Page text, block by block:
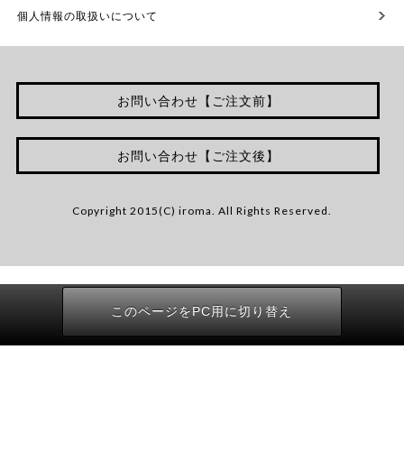
個人情報の取扱いについて
お問い合わせ【ご注文前】
お問い合わせ【ご注文後】
Copyright 2015(C) iroma. All Rights Reserved.
このページをPC用に切り替え